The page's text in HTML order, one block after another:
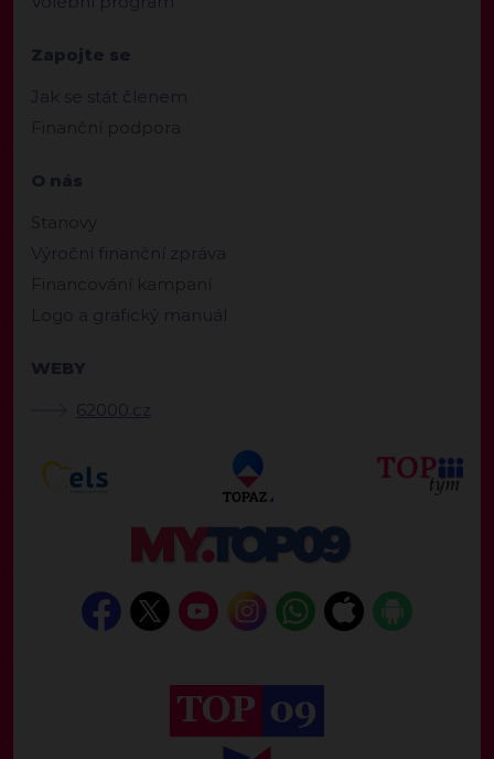
Zapojte se
Jak se stát členem
Finanční podpora
O nás
Stanovy
Výroční finanční zpráva
Financování kampaní
Logo a grafický manuál
WEBY
62000.cz